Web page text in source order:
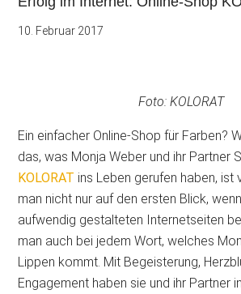
10. Februar 2017
Foto: KOLORAT
Ein einfacher Online-Shop für Farben?
das, was Monja Weber und ihr Partner
KOLORAT ins Leben gerufen haben, ist
man nicht nur auf den ersten Blick,
aufwendig gestalteten Internetseiten
man auch bei jedem Wort, welches
Lippen kommt. Mit Begeisterung,
Engagement haben sie und ihr Partner